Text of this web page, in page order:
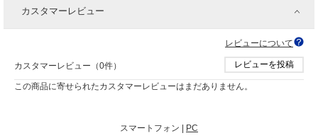
カスタマーレビュー
レビューについて
カスタマーレビュー（0件） レビューを投稿
この商品に寄せられたカスタマーレビューはまだありません。
スマートフォン |
PC